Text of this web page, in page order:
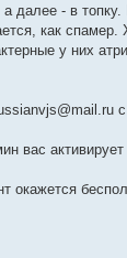
далее - в
как спамер.
у них
вас
окажется